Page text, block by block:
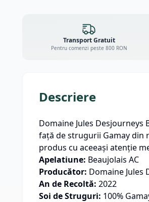
Transport Gratuit
Pentru comenzi peste 800 RON
Descriere
Domaine Jules
față de strugurii Gamay din
produs cu aceeași atenție
Apelatiune: Beaujolais AC
Producător: Domaine Jules
An de Recoltă: 2022
Soi de Struguri: 100%